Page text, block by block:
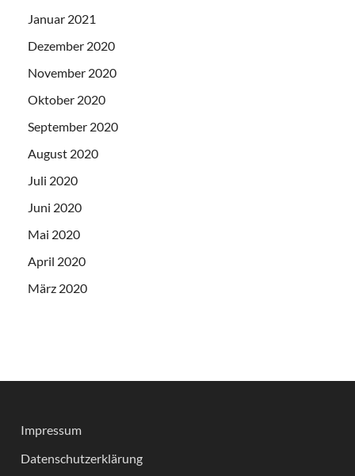
Januar 2021
Dezember 2020
November 2020
Oktober 2020
September 2020
August 2020
Juli 2020
Juni 2020
Mai 2020
April 2020
März 2020
Impressum
Datenschutzerklärung